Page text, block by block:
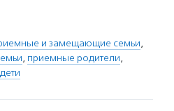
и замещающие семьи,
, приемные родители,